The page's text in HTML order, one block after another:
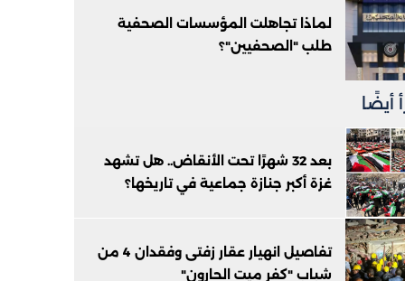
لماذا تجاهلت المؤسسات الصحفية
طلب "الصحفيين"؟
أيضًا
بعد 32 شهرًا تحت الأنقاض.. هل تشهد
غزة أكبر جنازة جماعية في تاريخها؟
تفاصيل انهيار عقار زفتى وفقدان 4 من
شباب "كفر ميت الحارون"